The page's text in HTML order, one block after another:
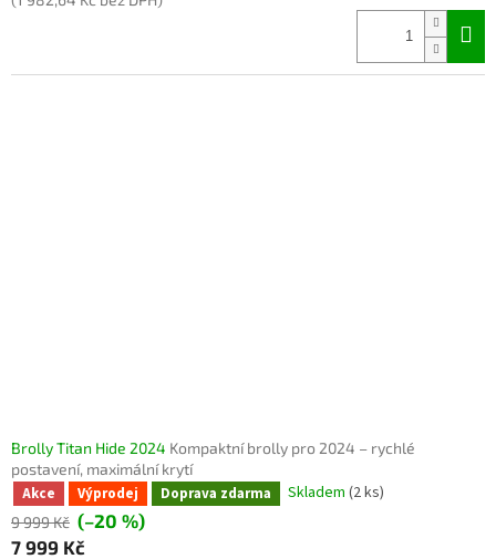
Brolly Titan Hide 2024 Kompaktní brolly pro 2024 – rychlé
postavení, maximální krytí
Akce Výprodej Doprava zdarma Skladem (2 ks)
9 999 Kč (–20 %)
7 999 Kč